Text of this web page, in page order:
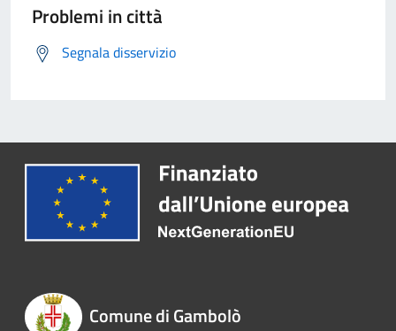
Problemi in città
Segnala disservizio
Comune di Gambolò